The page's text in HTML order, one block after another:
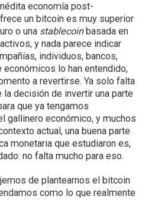
economía post-
un bitcoin es muy superior
o una stablecoinbasada en
y nada parece indicar
individuos, bancos,
lo han entendido,
a revertirse. Ya solo falta
decisión de invertir una parte
que ya tengamos
gallinero económico, y muchos
actual, una buena parte
monetaria que estudiaron es,
no falta mucho para eso.
de plantearnos el bitcoin
como lo que realmente